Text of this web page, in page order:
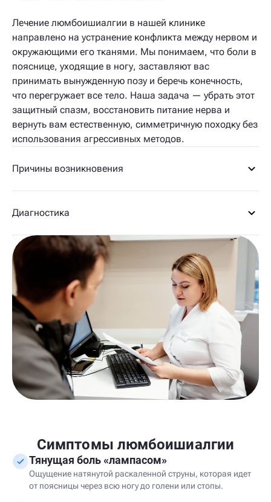
Лечение люмбоишиалгии в нашей клинике
направлено на устранение конфликта между нервом и
окружающими его тканями. Мы понимаем, что боли в
пояснице, уходящие в ногу, заставляют вас
принимать вынужденную позу и беречь конечность,
что перегружает все тело. Наша задача — убрать этот
защитный спазм, восстановить питание нерва и
вернуть вам естественную, симметричную походку без
использования агрессивных методов.
Причины возникновения
Диагностика
Симптомы люмбоишиалгии
Тянущая боль «лампасом»
Ощущение натянутой раскаленной струны, которая идет
от поясницы через всю ногу до голени или стопы.